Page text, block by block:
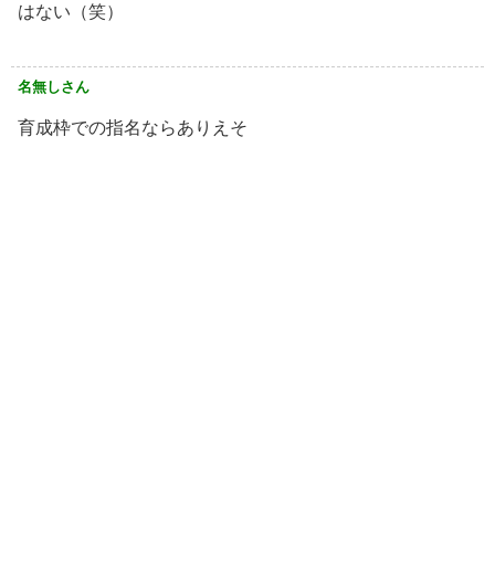
はない（笑）
名無しさん
育成枠での指名ならありえそ